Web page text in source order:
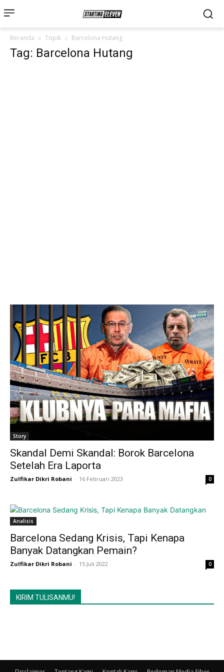
Beranda Topik Barcelona Hutang
Tag: Barcelona Hutang
Story
Skandal Demi Skandal: Borok Barcelona
Setelah Era Laporta
Zulfikar Dikri Robani - 16 Februari 2023 0
Analisis
Barcelona Sedang Krisis, Tapi Kenapa
Banyak Datangkan Pemain?
Zulfikar Dikri Robani - 15 Juli 2022 0
KIRIM TULISANMU!